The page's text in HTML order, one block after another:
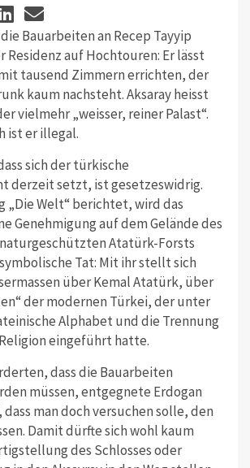
Bauarbeiten an Recep Tayyip
Residenz auf Hochtouren: Er lässt
tausend Zimmern errichten, der
kaum nachsteht. Aksaray heisst
vielmehr „weisser, reiner Palast“.
ist er illegal.
sich der türkische
derzeit setzt, ist gesetzeswidrig.
„Die Welt“ berichtet, wird das
Genehmigung auf dem Gelände des
Atatürk-Forsts
Tat: Mit ihr stellt sich
über Kemal Atatürk, über
der modernen Türkei, der unter
Alphabet und die Trennung
eingeführt hatte.
dass die Bauarbeiten
müssen, entgegnete Erdogan
dass man doch versuchen solle, den
Damit dürfte sich wohl kaum
des Schlosses oder